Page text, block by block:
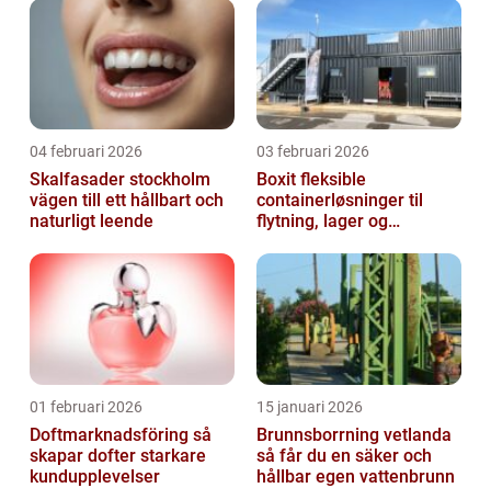
04 februari 2026
Skalfasader stockholm
vägen till ett hållbart och
naturligt leende
03 februari 2026
Boxit fleksible
containerløsninger til
flytning, lager og
01 februari 2026
Doftmarknadsföring så
skapar dofter starkare
kundupplevelser
15 januari 2026
Brunnsborrning vetlanda
så får du en säker och
hållbar egen vattenbrunn